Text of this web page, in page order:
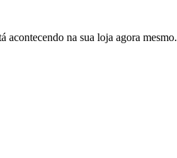
acontecendo na sua loja agora mesmo.